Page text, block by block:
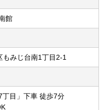
館
もみじ台南1丁目2-1
丁目」下車 徒歩7分